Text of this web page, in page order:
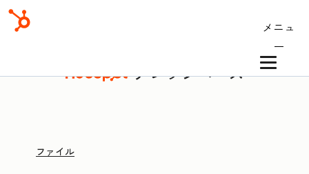
メニュ
ー
ナレッジベース
ファイル